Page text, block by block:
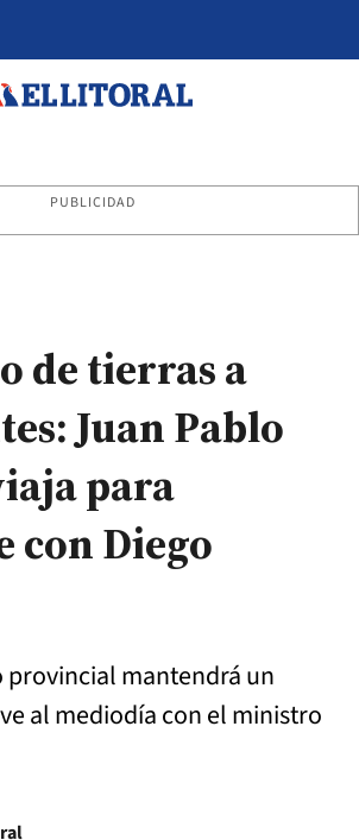
PUBLICIDAD
de tierras a
Juan Pablo
para
con Diego
provincial mantendrá un
al mediodía con el ministro